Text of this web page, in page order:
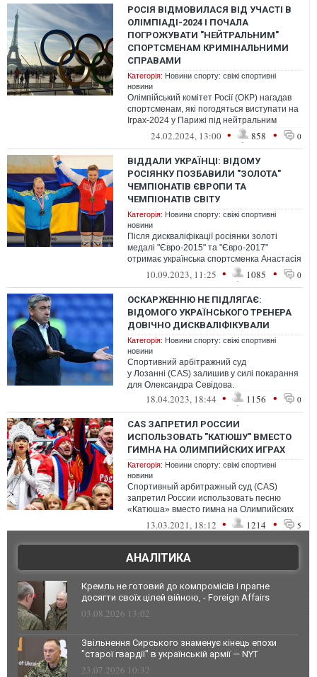
РОСІЯ ВІДМОВИЛАСЯ ВІД УЧАСТІ В
ОЛІМПІАДІ-2024 І ПОЧАЛА
ПОГРОЖУВАТИ "НЕЙТРАЛЬНИМ"
СПОРТСМЕНАМ КРИМІНАЛЬНИМИ
СПРАВАМИ
Категорія: Новини спорту: свіжі спортивні
новини
Олімпійський комітет Росії (ОКР) нагадав
спортсменам, які погодяться виступати на
Іграх-2024 у Парижі під нейтральним
прапором, про те, що це може при...
24.02.2024, 13:00 • 858 • 0
ВІДДАЛИ УКРАЇНЦІ: ВІДОМУ
РОСІЯНКУ ПОЗБАВИЛИ "ЗОЛОТА"
ЧЕМПІОНАТІВ ЄВРОПИ ТА
ЧЕМПІОНАТІВ СВІТУ
Категорія: Новини спорту: свіжі спортивні
новини
Після дискваліфікації росіянки золоті
медалі "Євро-2015" та "Євро-2017"
отримає українська спортсменка Анастасія
Лисенко10.09.2023, 11:25 • 1085 • 0
ОСКАРЖЕННЮ НЕ ПІДЛЯГАЄ:
ВІДОМОГО УКРАЇНСЬКОГО ТРЕНЕРА
ДОВІЧНО ДИСКВАЛІФІКУВАЛИ
Категорія: Новини спорту: свіжі спортивні
новини
Спортивний арбітражний суд
у Лозанні (CAS) залишив у силі покарання
для Олександра Севідова.
18.04.2023, 18:44 • 1156 • 0
CAS ЗАПРЕТИЛ РОССИИ
ИСПОЛЬЗОВАТЬ "КАТЮШУ" ВМЕСТО
ГИМНА НА ОЛИМПИЙСКИХ ИГРАХ
Категорія: Новини спорту: свіжі спортивні
новини
Спортивный арбитражный суд (CAS)
запретил России использовать песню
«Катюша» вместо гимна на Олимпийских
играх в Токио летом 2021 года и в Пекине в
фе...
13.03.2021, 18:12 • 1214 • 5
АНАЛІТИКА
Кремль не готовий до компромісів і прагне
досягти своїх цілей війною, - Foreign Affairs
03.08.2026 13:02
Звільнення Сирського знаменує кінець епохи
"старої гвардії" в українській армії — NYT
23.07.2026 10:32